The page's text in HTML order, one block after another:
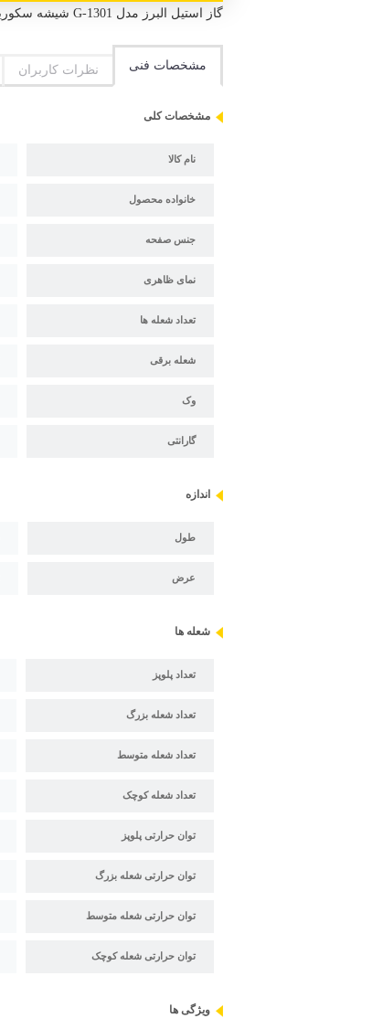
گاز استیل البرز مدل G-1301 شیشه سکوریت 8 میلیمتر شات ایتالیا 1 شعله طول 35 سانتیمتر عرض 52 سانتیمتر راندمان احتراق 60
مشخصات فنی نظرات کاربران
مشخصات کلی
نام کالا
خانواده محصول
جنس صفحه
نمای ظاهری
تعداد شعله ها
شعله برقی
وک
گارانتی
اندازه
طول
عرض
شعله ها
تعداد پلوپز
تعداد شعله بزرگ
تعداد شعله متوسط
تعداد شعله کوچک
توان حرارتی پلوپز
توان حرارتی شعله بزرگ
توان حرارتی شعله متوسط
توان حرارتی شعله کوچک
ویژگی ها